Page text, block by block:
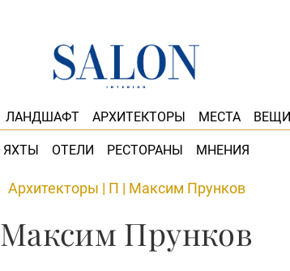
ЛАНДШАФТ АРХИТЕКТОРЫ МЕСТА ВЕЩИ
ЯХТЫ ОТЕЛИ РЕСТОРАНЫ МНЕНИЯ
Архитекторы | П | Максим Прунков
Максим Прунков